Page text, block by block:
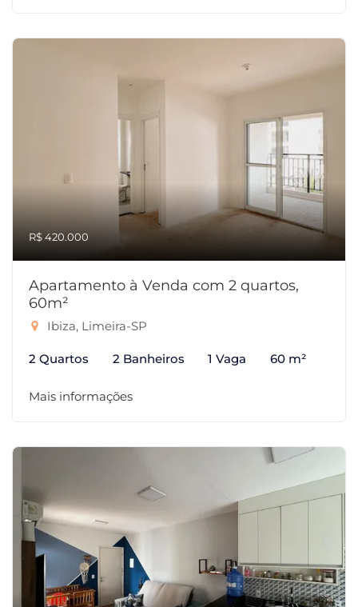
R$ 420.000
Apartamento à Venda com 2 quartos,
60m²
Ibiza, Limeira-SP
2 Quartos 2 Banheiros 1 Vaga 60 m²
Mais informações